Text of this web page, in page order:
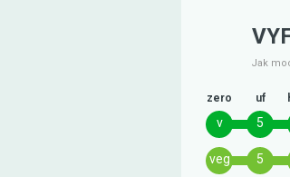
Jak
zero uf
v 5
veg 5